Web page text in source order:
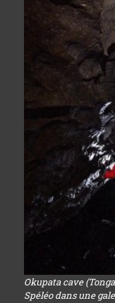
Okupata cave
Spéléo dans une